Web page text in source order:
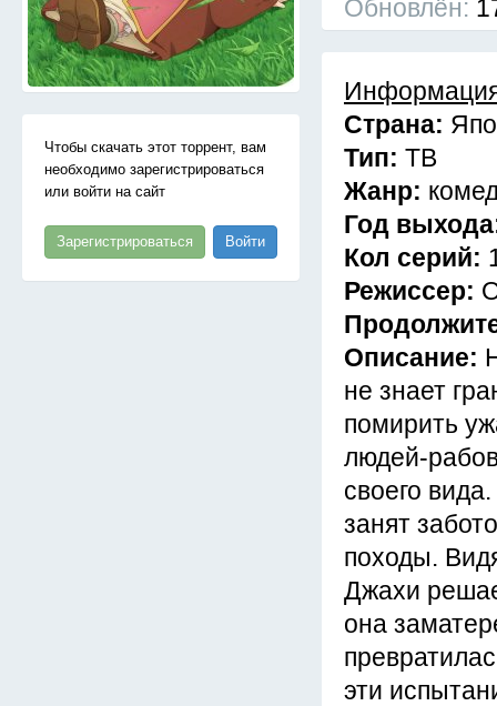
Чтобы скачать этот торрент, вам
необходимо зарегистрироваться
или войти на сайт
Зарегистрироваться Войти
Обновлён:
Страна:
Тип: ТВ
Жанр:
Год
Кол серий:
Режиссер:
Описание:
не знает
помирить
людей-
своего
занят
походы.
Джахи
она
эти